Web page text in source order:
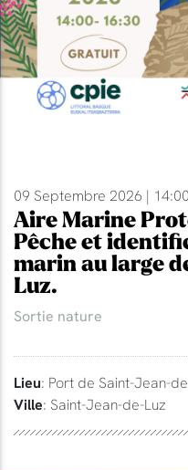
09 Septembre 2026 |
Aire Marine
Pêche et
marin au large
Luz.
Sortie nature
Lieu: Port de Saint-Jean-
Ville: Saint-Jean-de-Luz